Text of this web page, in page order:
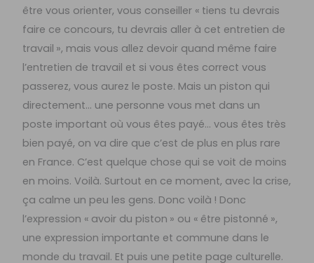
être vous orienter, vous conseiller « tiens tu devrais
faire ce concours, tu devrais aller à cet entretien de
travail », mais vous allez devoir quand même faire
l’entretien de travail et si vous êtes correct vous
passerez, vous aurez le poste. Mais un piston qui
directement… une personne vous met dans un
poste important où vous êtes payé… vous êtes très
bien payé, on va dire que c’est de plus en plus rare
en France. C’est quelque chose qui se voit de moins
en moins. Voilà. Surtout en ce moment, avec la crise,
ça calme un peu les gens. Donc voilà ! Donc
l’expression « avoir du piston » ou « être pistonné »,
une expression importante et commune dans le
monde du travail. Et puis une petite page culturelle.